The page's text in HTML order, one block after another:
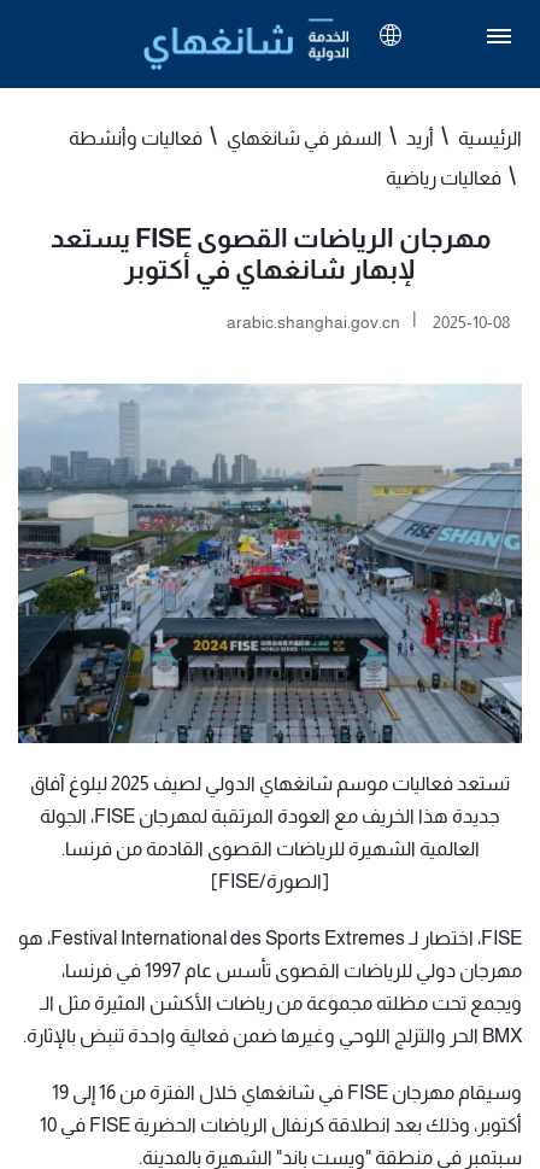
الرئيسية أريد السفر في شانغهاي
فعاليات وأنشطة
فعاليات رياضية
مهرجان الرياضات القصوى FISE يستعد
لإبهار شانغهاي في أكتوبر
arabic.shanghai.gov.cn 2025-10-08
تستعد فعاليات موسم شانغهاي الدولي لصيف 2025 لبلوغ آفاق
جديدة هذا الخريف مع العودة المرتقبة لمهرجان FISE، الجولة
العالمية الشهيرة للرياضات القصوى القادمة من فرنسا.
[الصورة/FISE]
FISE، اختصار لـ Festival International des Sports Extremes، هو
مهرجان دولي للرياضات القصوى تأسس عام 1997 في فرنسا،
ويجمع تحت مظلته مجموعة من رياضات الأكشن المثيرة مثل الـ
BMX الحر والتزلج اللوحي وغيرها ضمن فعالية واحدة تنبض بالإثارة.
وسيقام مهرجان FISE في شانغهاي خلال الفترة من 16 إلى 19
أكتوبر، وذلك بعد انطلاقة كرنفال الرياضات الحضرية FISE في 10
سبتمبر في منطقة "ويست باند" الشهيرة بالمدينة.